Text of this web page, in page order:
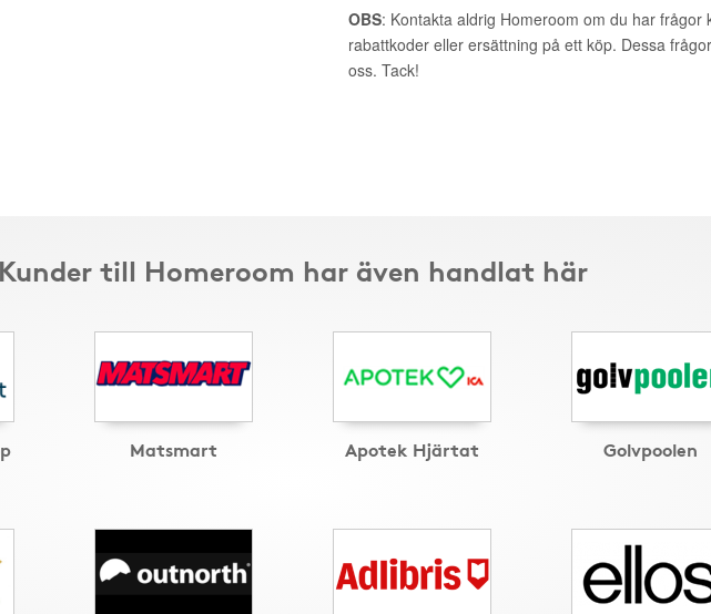
OBS: Kontakta aldrig Homeroom om du har frågor
rabattkoder eller ersättning på ett köp. Dessa
oss. Tack!
Kunder till Homeroom har även handlat här
Matsmart Apotek Hjärtat Golvpoolen